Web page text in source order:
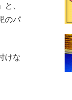
、
のパ
けな